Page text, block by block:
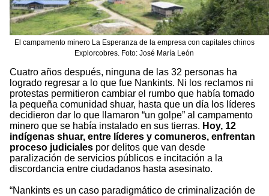
El campamento minero La Esperanza de la empresa con capitales chinos
Explorcobres. Foto: José María León
Cuatro años después, ninguna de las 32 personas ha
logrado regresar a lo que fue Nankints. Ni los reclamos ni
protestas permitieron cambiar el rumbo que había tomado
la pequeña comunidad shuar, hasta que un día los líderes
decidieron dar lo que llamaron “un golpe” al campamento
minero que se había instalado en sus tierras. Hoy, 12
indígenas shuar, entre líderes y comuneros, enfrentan
proceso judiciales por delitos que van desde
paralización de servicios públicos e incitación a la
discordancia entre ciudadanos hasta asesinato.
“Nankints es un caso paradigmático de criminalización de